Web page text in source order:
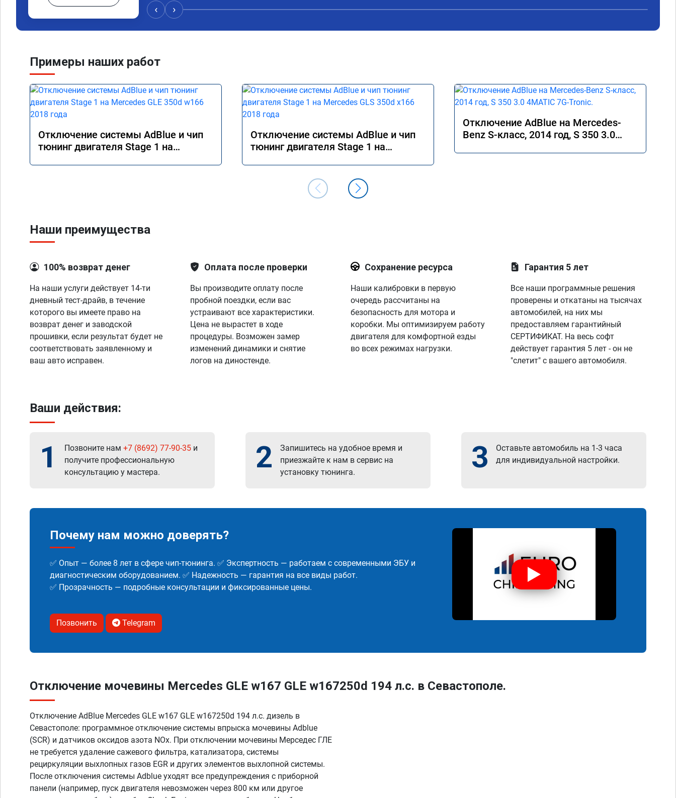
‹ ›
Примеры наших работ
Отключение системы AdBlue и чип
тюнинг двигателя Stage 1 на
Отключение системы AdBlue и чип
тюнинг двигателя Stage 1 на
Отключение AdBlue на Mercedes-
Benz S-класс, 2014 год, S 350 3.0
Наши преимущества
100% возврат денег
На наши услуги действует 14-ти
дневный тест-драйв, в течение
которого вы имеете право на
возврат денег и заводской
прошивки, если результат будет не
соответствовать заявленному и
ваш авто исправен.
Оплата после проверки
Вы производите оплату после
пробной поездки, если вас
устраивают все характеристики.
Цена не вырастет в ходе
процедуры. Возможен замер
изменений динамики и снятие
логов на диностенде.
Сохранение ресурса
Наши калибровки в первую
очередь рассчитаны на
безопасность для мотора и
коробки. Мы оптимизируем работу
двигателя для комфортной езды
во всех режимах нагрузки.
Гарантия 5 лет
Все наши программные решения
проверены и откатаны на тысячах
автомобилей, на них мы
предоставляем гарантийный
СЕРТИФИКАТ. На весь софт
действует гарантия 5 лет - он не
"слетит" с вашего автомобиля.
Ваши действия:
1 Позвоните нам +7 (8692) 77-90-35 и
получите профессиональную
консультацию у мастера.
2
Запишитесь на удобное время и
приезжайте к нам в сервис на
установку тюнинга.
3
Оставьте автомобиль на 1-3 часа
для индивидуальной настройки.
Почему нам можно доверять?
✅ Опыт — более 8 лет в сфере чип-тюнинга. ✅ Экспертность — работаем с современными ЭБУ и
диагностическим оборудованием. ✅ Надежность — гарантия на все виды работ.
✅ Прозрачность — подробные консультации и фиксированные цены.
Позвонить Telegram
Отключение мочевины Mercedes GLE w167 GLE w167250d 194 л.с. в Севастополе.
Отключение AdBlue Mercedes GLE w167 GLE w167250d 194 л.с. дизель в
Севастополе: программное отключение системы впрыска мочевины Adblue
(SCR) и датчиков оксидов азота NOx. При отключении мочевины Мерседес ГЛЕ
не требуется удаление сажевого фильтра, катализатора, системы
рециркуляции выхлопных газов EGR и других элементов выхлопной системы.
После отключения системы Adblue уходят все предупреждения с приборной
панели (например, пуск двигателя невозможен через 800 км или другое